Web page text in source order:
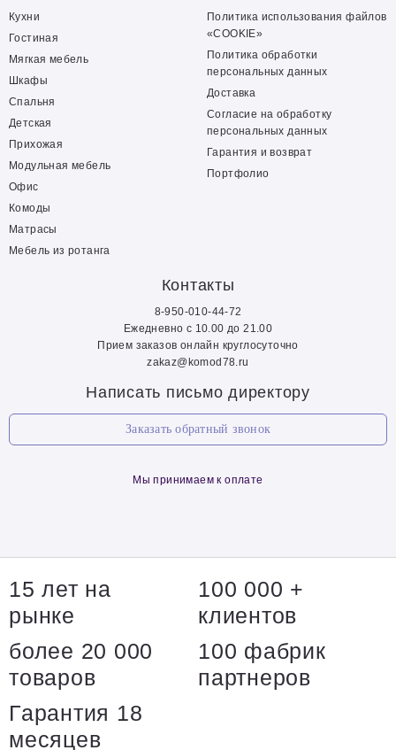
Кухни
Гостиная
Мягкая мебель
Шкафы
Спальня
Детская
Прихожая
Модульная мебель
Офис
Комоды
Матрасы
Мебель из ротанга
Политика использования файлов
«COOKIE»
Политика обработки
персональных данных
Доставка
Согласие на обработку
персональных данных
Гарантия и возврат
Портфолио
Контакты
8-950-010-44-72
Ежедневно с 10.00 до 21.00
Прием заказов онлайн круглосуточно
zakaz@komod78.ru
Написать письмо директору
Заказать обратный звонок
Мы принимаем к оплате
15 лет на
рынке
100 000 +
клиентов
более 20 000
товаров
100 фабрик
партнеров
Гарантия 18
месяцев